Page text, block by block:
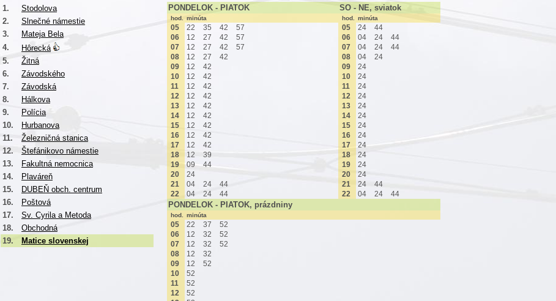
1.
Stodolova
2.
Slnečné námestie
3.
Mateja Bela
4.
Hôrecká
5.
Žitná
6.
Závodského
7.
Závodská
8.
Hálkova
9.
Polícia
10.
Hurbanova
11.
Železničná stanica
12.
Štefánikovo námestie
13.
Fakultná nemocnica
14.
Plaváreň
15.
DUBEŇ obch. centrum
16.
Poštová
17.
Sv. Cyrila a Metoda
18.
Obchodná
19.
Matice slovenskej
PONDELOK - PIATOK
hod. minúta
05 22 35 42
57
06
12 27 42
57
07
12 27 42
57
08
12 27
42
09
12
42
10
12
42
11
12
42
12
12
42
13
12
42
14
12
42
15
12
42
16
12
42
17
12
42
18
12
39
19
09
44
20
24
21
04 24
44
22
04 24 44
SO - NE, sviatok
hod. minúta
05 24
44
06
04 24
44
07
04 24
44
08
04
24
09
24
10
24
11
24
12
24
13
24
14
24
15
24
16
24
17
24
18
24
19
24
20
24
21
24
44
22
04 24 44
PONDELOK - PIATOK, prázdniny
hod. minúta
05 22 37
52
06
12 32
52
07
12 32
52
08
12
32
09
12
52
10
52
11
52
12
52